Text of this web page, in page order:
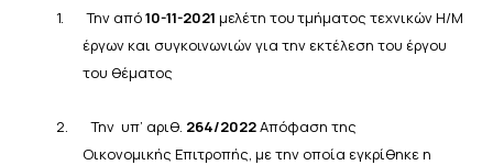
1. Την από10-11-2021 μελέτη τουτμήματος τεχνικών Η/Μ
έργων και συγκοινωνιών για την εκτέλεση του έργου
του θέματος
2. Την υπ’ αριθ. 264/2022Απόφαση της
Οικονομικής Επιτροπής, με την οποία εγκρίθηκε η